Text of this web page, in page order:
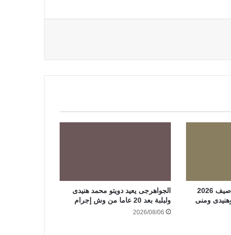
ثنائيات فنية فى موسم صيف 2026
ومنى
الجواهرجى يعيد دويتو محمد هنيدى
ولبلبة بعد 20 عاما من وش إجرام
2026/08/06